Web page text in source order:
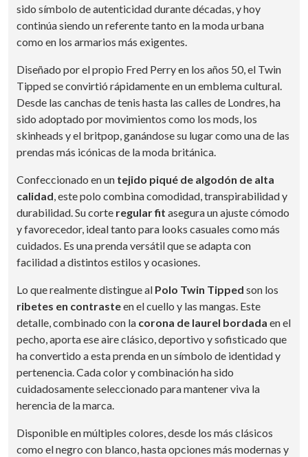
sido símbolo de autenticidad durante décadas, y hoy
continúa siendo un referente tanto en la moda urbana
como en los armarios más exigentes.
Diseñado por el propio Fred Perry en los años 50, el Twin
Tipped se convirtió rápidamente en un emblema cultural.
Desde las canchas de tenis hasta las calles de Londres, ha
sido adoptado por movimientos como los mods, los
skinheads y el britpop, ganándose su lugar como una de las
prendas más icónicas de la moda británica.
Confeccionado en un tejido piqué de algodón de alta
calidad , este polo combina comodidad, transpirabilidad y
durabilidad. Su corte regular fit asegura un ajuste cómodo
y favorecedor, ideal tanto para looks casuales como más
cuidados. Es una prenda versátil que se adapta con
facilidad a distintos estilos y ocasiones.
Lo que realmente distingue al Polo Twin Tipped son los
ribetes en contrasteen el cuello y las mangas. Este
detalle, combinado con la corona de laurel bordada en el
pecho, aporta ese aire clásico, deportivo y sofisticado que
ha convertido a esta prenda en un símbolo de identidad y
pertenencia. Cada color y combinación ha sido
cuidadosamente seleccionado para mantener viva la
herencia de la marca.
Disponible en múltiples colores, desde los más clásicos
como el negro con blanco, hasta opciones más modernas y